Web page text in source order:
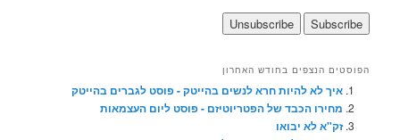
הפוסטים הנצפים בחודש האחרון
איך לא להיות חרא לנשים בהייטק - פוסט לגברים בהייטק
מחירו הכבד של הפטריוטיזם - פוסט ליום העצמאות
זק"א לא יבואו